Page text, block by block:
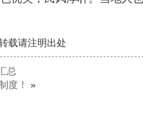
载请注明出处
总
度！
»